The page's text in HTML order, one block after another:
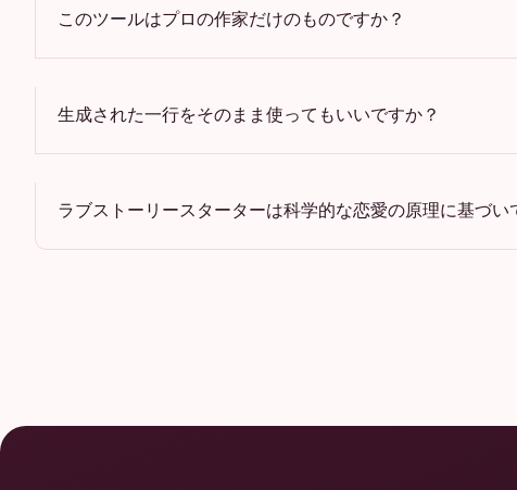
このツールはプロの作家だけのものですか？
生成された一行をそのまま使ってもいいですか？
ラブストーリースターターは科学的な恋愛の原理に基づい